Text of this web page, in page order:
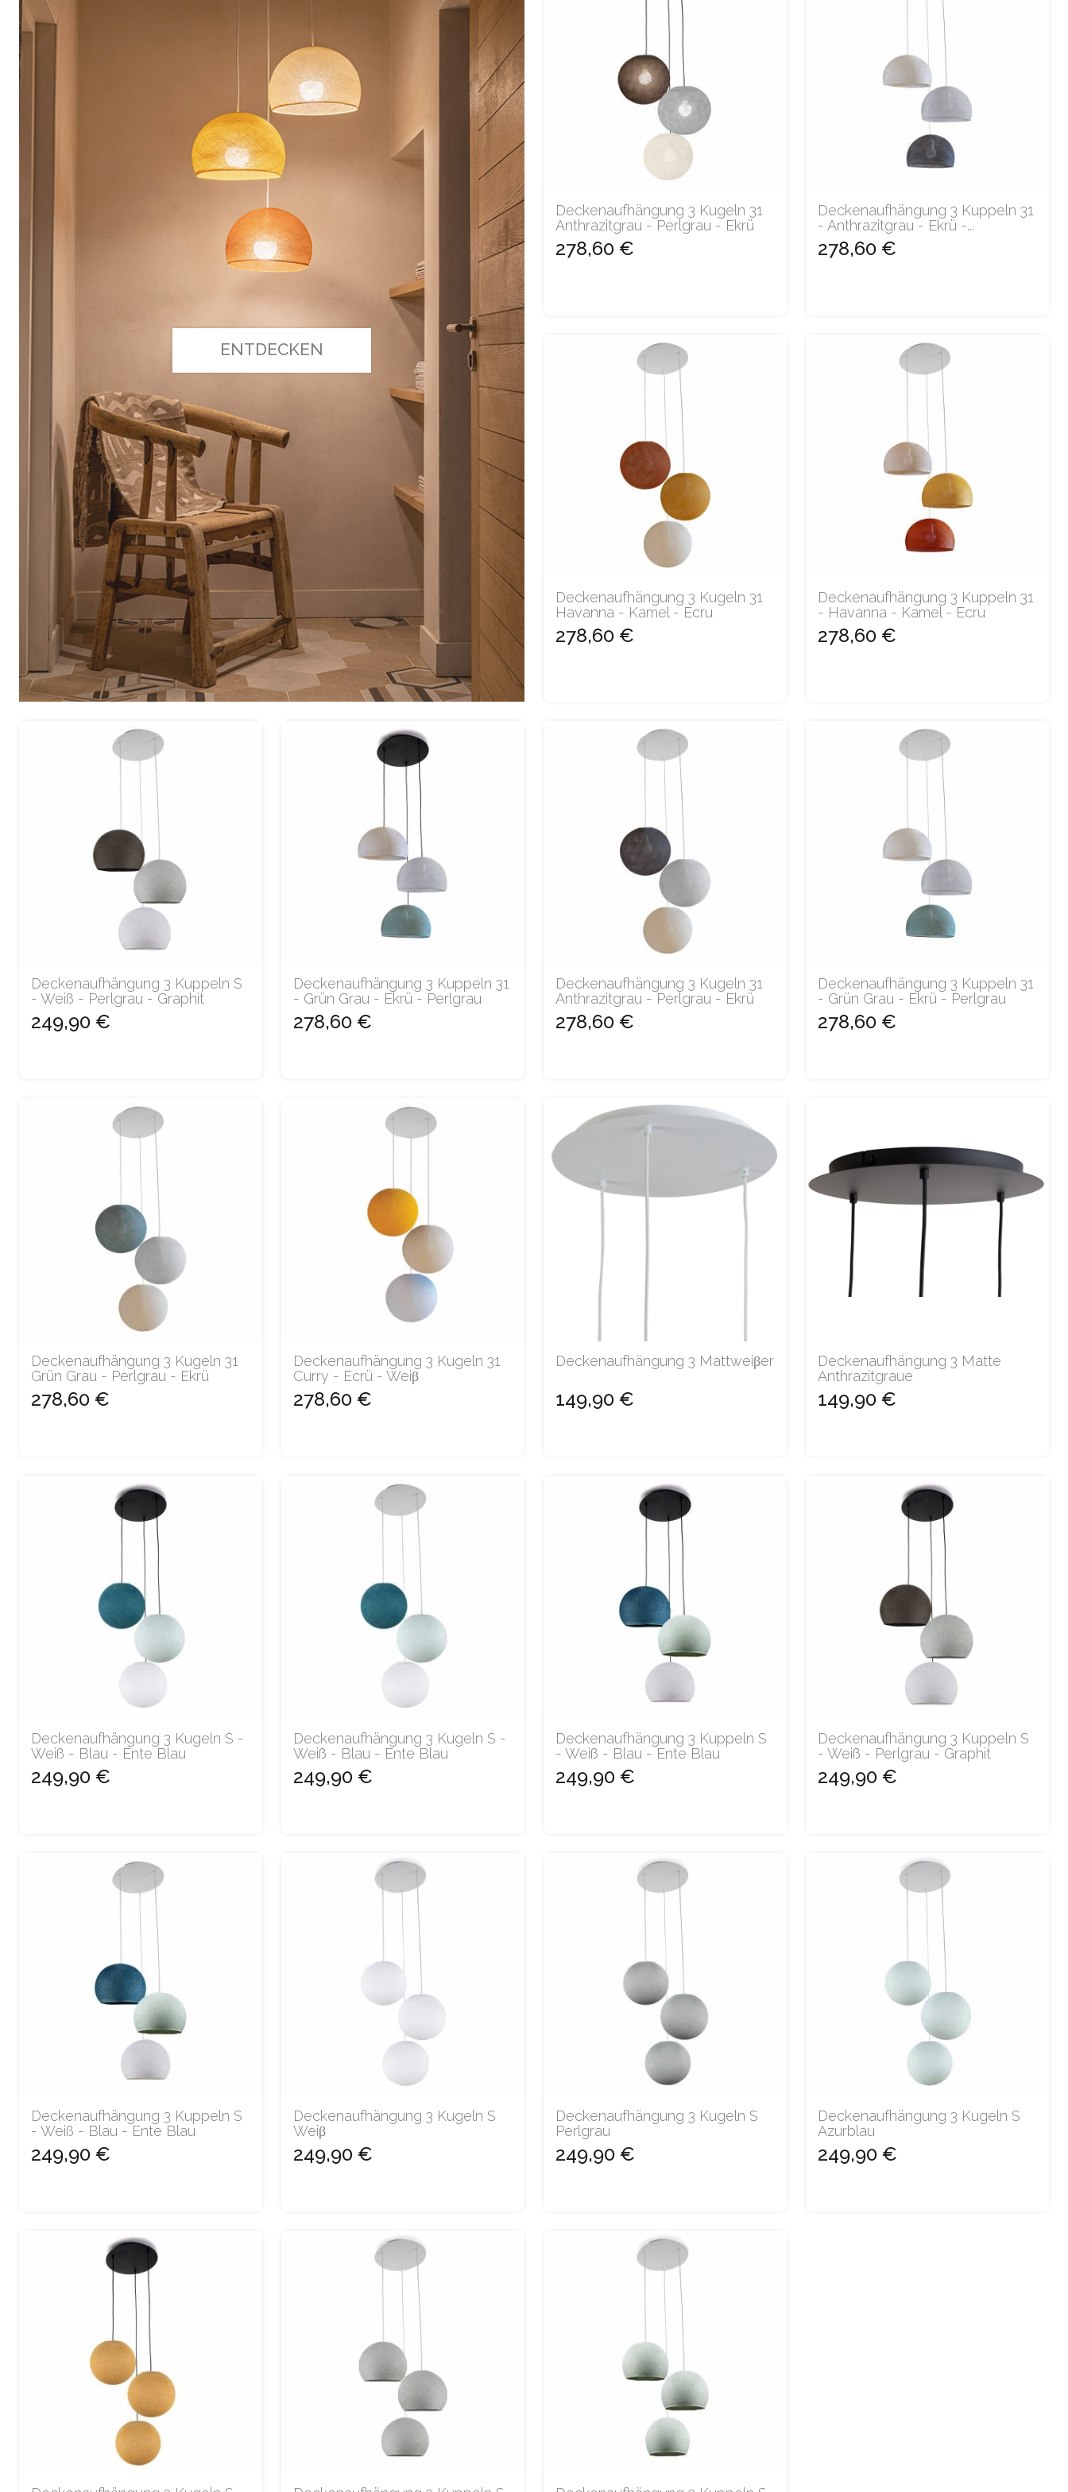
ENTDECKEN
Deckenaufhängung 3 Kugeln 31
Anthrazitgrau - Perlgrau - Ekrü
278,60 €
Deckenaufhängung 3 Kuppeln 31
- Anthrazitgrau - Ekrü -...
278,60 €
Deckenaufhängung 3 Kugeln 31
Havanna - Kamel - Ecru
278,60 €
Deckenaufhängung 3 Kuppeln 31
- Havanna - Kamel - Ecru
278,60 €
Deckenaufhängung 3 Kuppeln S
- Weiß - Perlgrau - Graphit
249,90 €
Deckenaufhängung 3 Kuppeln 31
- Grün Grau - Ekrü - Perlgrau
278,60 €
Deckenaufhängung 3 Kugeln 31
Anthrazitgrau - Perlgrau - Ekrü
278,60 €
Deckenaufhängung 3 Kuppeln 31
- Grün Grau - Ekrü - Perlgrau
278,60 €
Deckenaufhängung 3 Kugeln 31
Grün Grau - Perlgrau - Ekrü
278,60 €
Deckenaufhängung 3 Kugeln 31
Curry - Ecrü - Weiβ
278,60 €
Deckenaufhängung 3 Mattweiβer
149,90 €
Deckenaufhängung 3 Matte
Anthrazitgraue
149,90 €
Deckenaufhängung 3 Kugeln S -
Weiß - Blau - Ente Blau
249,90 €
Deckenaufhängung 3 Kugeln S -
Weiß - Blau - Ente Blau
249,90 €
Deckenaufhängung 3 Kuppeln S
- Weiß - Blau - Ente Blau
249,90 €
Deckenaufhängung 3 Kuppeln S
- Weiß - Perlgrau - Graphit
249,90 €
Deckenaufhängung 3 Kuppeln S
- Weiß - Blau - Ente Blau
249,90 €
Deckenaufhängung 3 Kugeln S
Weiβ
249,90 €
Deckenaufhängung 3 Kugeln S
Perlgrau
249,90 €
Deckenaufhängung 3 Kugeln S
Azurblau
249,90 €